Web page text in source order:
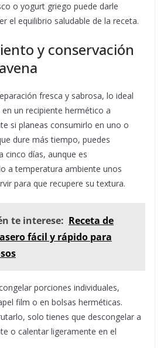
o yogurt griego puede darle
el equilibrio saludable de la receta.
y conservación
fresca y sabrosa, lo ideal
un recipiente hermético a
si planeas consumirlo en uno o
dure más tiempo, puedes
cinco días, aunque es
a temperatura ambiente unos
para que recupere su textura.
te interese: Receta de
fácil y rápido para
porciones individuales,
film o en bolsas herméticas.
solo tienes que descongelar a
o calentar ligeramente en el